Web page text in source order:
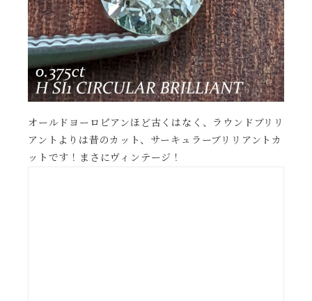
オールドヨーロピアンほど古くはなく、ラウンドブリリ
アントよりは昔のカット、サーキュラーブリリアントカ
ットです！まさにヴィンテージ！